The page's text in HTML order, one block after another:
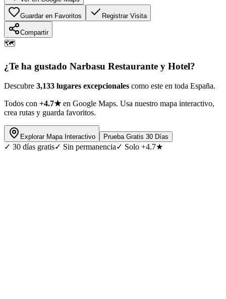
Guardar en Favoritos Registrar Visita
Compartir
🗺️
¿Te ha gustado Narbasu Restaurante y Hotel?
Descubre 3,133 lugares excepcionales como este en toda España.
Todos con +4.7★en Google Maps. Usa nuestro mapa interactivo,
crea rutas y guarda favoritos.
Explorar Mapa Interactivo Prueba Gratis 30 Días
✓ 30 días gratis✓ Sin permanencia✓ Solo +4.7★